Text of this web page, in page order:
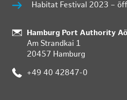
Habitat Festival 2023 –
:
Hamburg Port Authority
Am Strandkai 1
20457 Hamburg
: +49 40 42847-0